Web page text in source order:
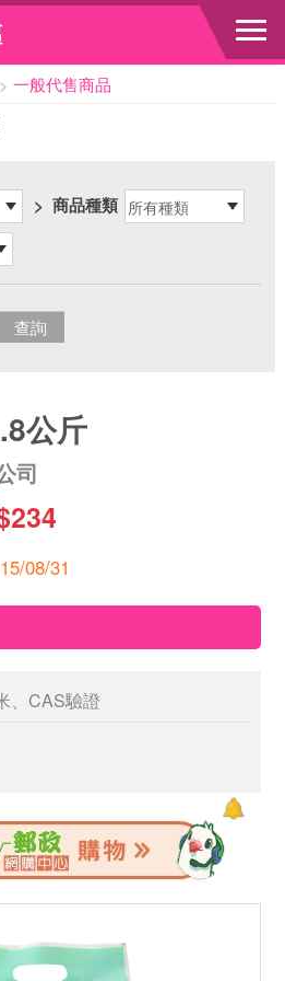
> 一般代售商品
> 商品種類
公斤
司
08/31
、CAS驗證